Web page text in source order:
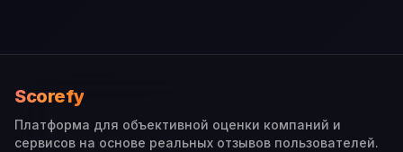
Scorefy
Платформа для объективной оценки компаний и
сервисов на основе реальных отзывов пользователей.